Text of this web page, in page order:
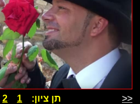
<< תן ציון: 1
2